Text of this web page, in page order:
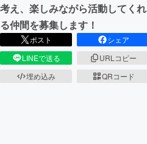
考え、楽しみながら活動してくれ
る仲間を募集します！
ポスト
シェア
LINEで送る
URLコピー
埋め込み
QRコード